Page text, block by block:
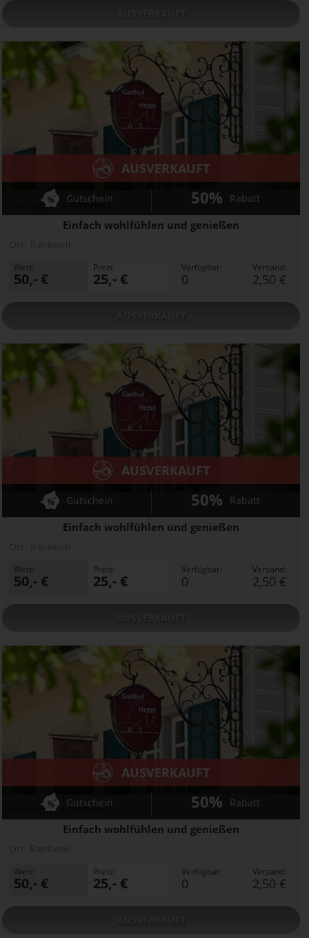
Herburger's Mohren
Einfach wohlfühlen und genießen
AUSVERKAUFT
Gutschein 50% Rabatt
Wert:
50,- €
Preis:
25,- €
Verfügbar:
0
Versand:
2,50 €
Herburger's Mohren
Einfach wohlfühlen und genießen
AUSVERKAUFT
Gutschein 50% Rabatt
Wert:
50,- €
Preis:
25,- €
Verfügbar:
0
Versand:
2,50 €
Herburger's Mohren
Einfach wohlfühlen und genießen
AUSVERKAUFT
Gutschein 50% Rabatt
Wert:
50,- €
Preis:
25,- €
Verfügbar:
0
Versand:
2,50 €